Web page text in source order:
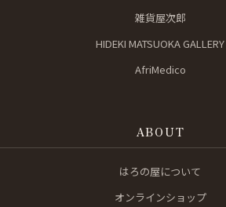
雑貨屋次郎
HIDEKI MATSUOKA GALLERY
AfriMedico
ABOUT
はろの屋について
オンラインショップ